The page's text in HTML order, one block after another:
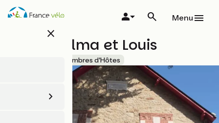
Aller
au
close
Menu
Chez Thelma et Louis
Chambres d'Hôtes